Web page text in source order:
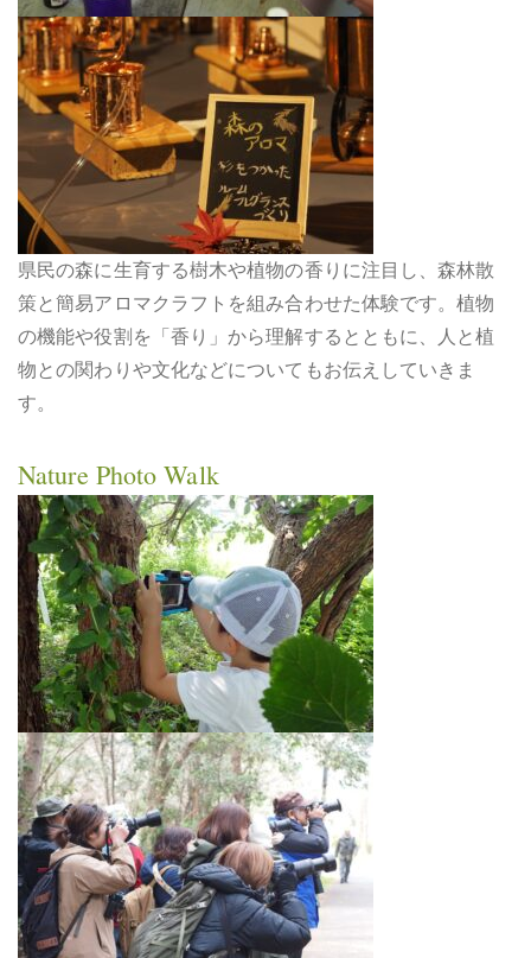
県民の森に生育する樹木や植物の香りに注目し、森林散
策と簡易アロマクラフトを組み合わせた体験です。植物
の機能や役割を「香り」から理解するとともに、人と植
物との関わりや文化などについてもお伝えしていきま
す。
Nature Photo Walk